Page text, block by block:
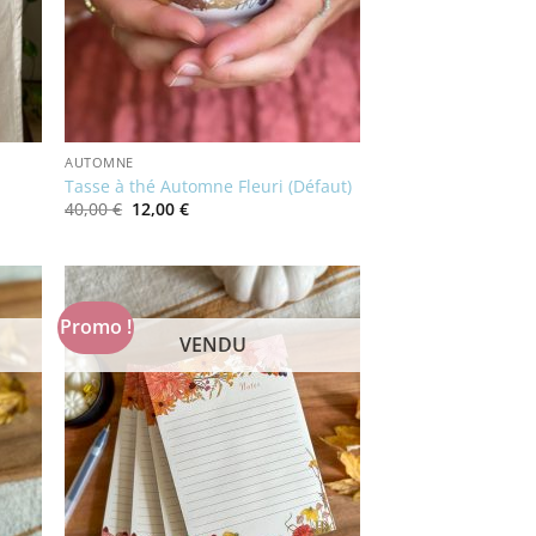
AUTOMNE
Tasse à thé Automne Fleuri (Défaut)
40,00€ Le
prix
40,00 €.
12,00€Le
12,00 €.
Promo !
VENDU